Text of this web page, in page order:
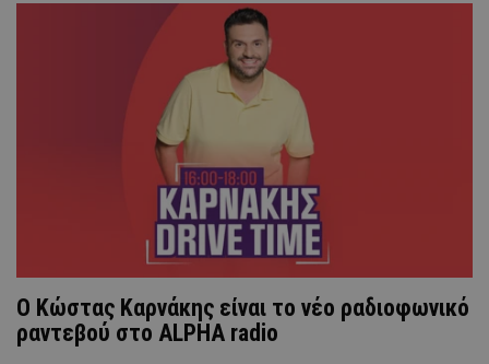
Ο Κώστας Καρνάκης είναι το νέο ραδιοφωνικό
ραντεβού στο ALPHA radio